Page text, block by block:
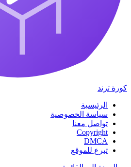
كورة ترند
الرئيسية
سياسة الخصوصية
تواصل معنا
Copyright
DMCA
تبرع للموقع